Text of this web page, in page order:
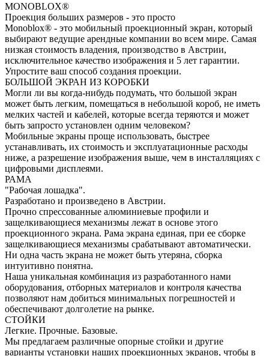
MONOBLOX®
Проекция больших размеров - это просто
Monoblox® - это мобильный проекционный экран, который
выбирают ведущие арендные компании во всем мире. Самая
низкая стоимость владения, производство в Австрии,
исключительное качество изображения и 5 лет гарантии.
Упростите ваш способ создания проекции.
БОЛЬШОЙ ЭКРАН ИЗ КОРОБКИ
Могли ли вы когда-нибудь подумать, что большой экран
может быть легким, помещаться в небольшой короб, не иметь
мелких частей и кабелей, которые всегда теряются и может
быть запросто установлен одним человеком?
Мобильные экраны проще использовать, быстрее
устанавливать, их стоимость и эксплуатационные расходы
ниже, а разрешение изображения выше, чем в инсталляциях с
цифровыми дисплеями.
РАМА
"Рабочая лошадка".
Разработано и произведено в Австрии.
Прочно спрессованные алюминиевые профили и
защелкивающиеся механизмы лежат в основе этого
проекционного экрана. Рама экрана единая, при ее сборке
защелкивающиеся механизмы срабатывают автоматически.
Ни одна часть экрана не может быть утеряна, сборка
интуитивно понятна.
Наша уникальная комбинация из разработанного нами
оборудования, отборных материалов и контроля качества
позволяют нам добиться минимальных погрешностей и
обеспечивают долголетие на рынке.
СТОЙКИ
Легкие. Прочные. Базовые.
Мы предлагаем различные опорные стойки и другие
варианты установки наших проекционных экранов, чтобы в